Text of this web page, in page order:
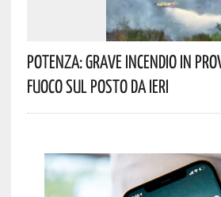
Potenza: Grave Incendio In
Fuoco Sul Posto Da Ieri